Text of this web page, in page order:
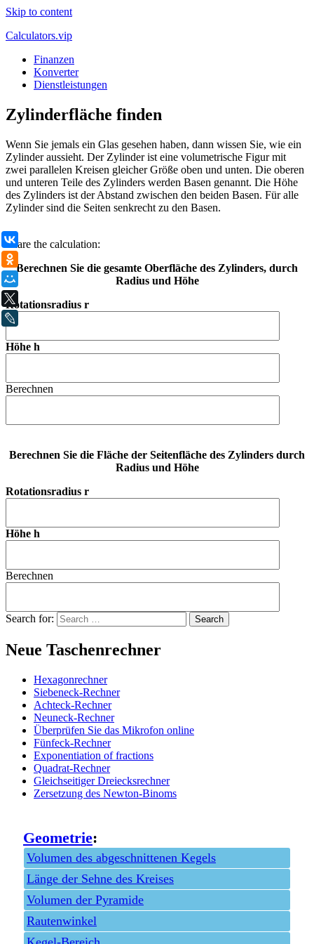
Skip to content
Calculators.vip
Finanzen
Konverter
Dienstleistungen
Zylinderfläche finden
Wenn Sie jemals ein Glas gesehen haben, dann wissen Sie, wie ein
Zylinder aussieht. Der Zylinder ist eine volumetrische Figur mit
zwei parallelen Kreisen gleicher Größe oben und unten. Die oberen
und unteren Teile des Zylinders werden Basen genannt. Die Höhe
des Zylinders ist der Abstand zwischen den beiden Basen. Für alle
Zylinder sind die Seiten senkrecht zu den Basen.
.
Share the calculation:
Berechnen Sie die gesamte Oberfläche des Zylinders, durch
Radius und Höhe
Rotationsradius r
Höhe h
Berechnen
Berechnen Sie die Fläche der Seitenfläche des Zylinders durch
Radius und Höhe
Rotationsradius r
Höhe h
Berechnen
Search for:
Neue Taschenrechner
Hexagonrechner
Siebeneck-Rechner
Achteck-Rechner
Neuneck-Rechner
Überprüfen Sie das Mikrofon online
Fünfeck-Rechner
Exponentiation of fractions
Quadrat-Rechner
Gleichseitiger Dreiecksrechner
Zersetzung des Newton-Binoms
Geometrie:
Volumen des abgeschnittenen Kegels
Länge der Sehne des Kreises
Volumen der Pyramide
Rautenwinkel
ВКонтакте